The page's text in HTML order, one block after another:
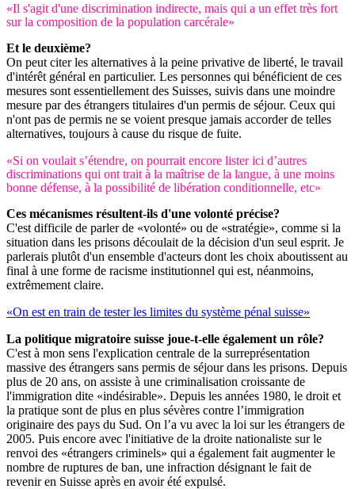
«Il s'agit d'une discrimination indirecte, mais qui a un effet très fort
sur la composition de la population carcérale»
Et le deuxième?
On peut citer les alternatives à la peine privative de liberté, le travail
d'intérêt général en particulier. Les personnes qui bénéficient de ces
mesures sont essentiellement des Suisses, suivis dans une moindre
mesure par des étrangers titulaires d'un permis de séjour. Ceux qui
n'ont pas de permis ne se voient presque jamais accorder de telles
alternatives, toujours à cause du risque de fuite.
«Si on voulait s’étendre, on pourrait encore lister ici d’autres
discriminations qui ont trait à la maîtrise de la langue, à une moins
bonne défense, à la possibilité de libération conditionnelle, etc»
Ces mécanismes résultent-ils d'une volonté précise?
C'est difficile de parler de «volonté» ou de «stratégie», comme si la
situation dans les prisons découlait de la décision d'un seul esprit. Je
parlerais plutôt d'un ensemble d'acteurs dont les choix aboutissent au
final à une forme de racisme institutionnel qui est, néanmoins,
extrêmement claire.
«On est en train de tester les limites du système pénal suisse»
La politique migratoire suisse joue-t-elle également un rôle?
C'est à mon sens l'explication centrale de la surreprésentation
massive des étrangers sans permis de séjour dans les prisons. Depuis
plus de 20 ans, on assiste à une criminalisation croissante de
l'immigration dite «indésirable». Depuis les années 1980, le droit et
la pratique sont de plus en plus sévères contre l’immigration
originaire des pays du Sud. On l’a vu avec la loi sur les étrangers de
2005. Puis encore avec l'initiative de la droite nationaliste sur le
renvoi des «étrangers criminels» qui a également fait augmenter le
nombre de ruptures de ban, une infraction désignant le fait de
revenir en Suisse après en avoir été expulsé.